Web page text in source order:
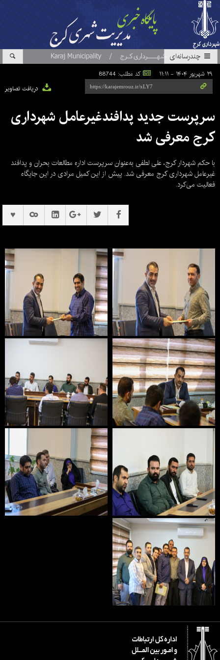
چندرسانه‌ای
۲۹ شهریور ۱۴۰۴ - ۱۱:۱۱
کد مطلب: 88744
دریافت تصاویر
سرپرست جدید پدافندغیرعامل شهرداری
کرج معرفی شد
با حکم شهردار کرج، علی لطفی به‌عنوان سرپرست اداره مطالعات بحران و پدافند
غیرعامل شهرداری کرج معرفی شد. پیش از این کمیل مرادی در این جایگاه
فعالیت می‌کرد.